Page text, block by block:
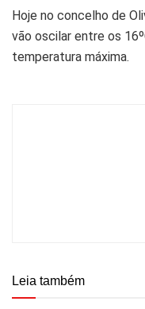
Hoje no concelho de
vão oscilar entre os
temperatura máxima.
Leia também